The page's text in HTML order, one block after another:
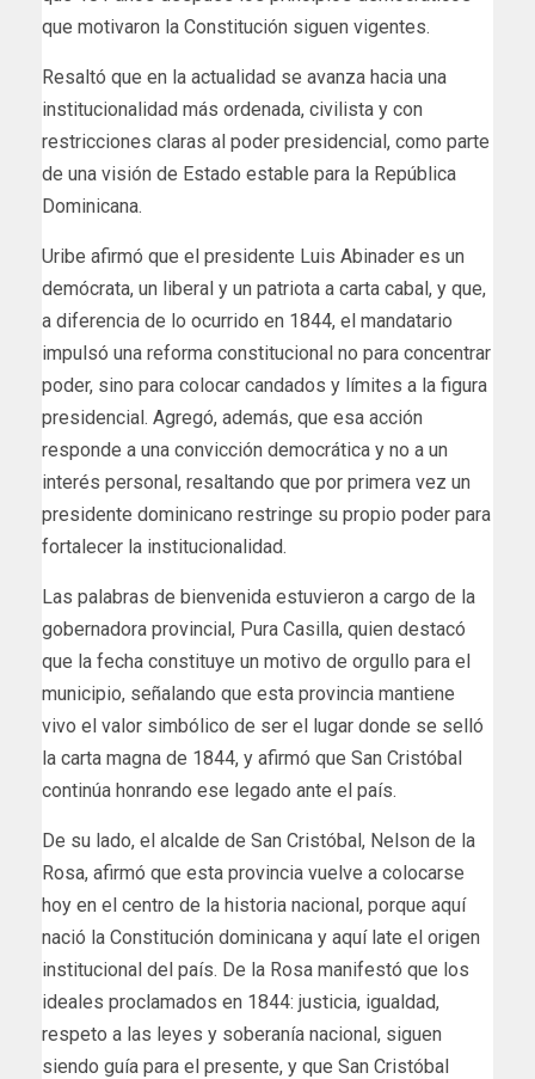
que motivaron la Constitución siguen vigentes.
Resaltó que en la actualidad se avanza hacia una
institucionalidad más ordenada, civilista y con
restricciones claras al poder presidencial, como parte
de una visión de Estado estable para la República
Dominicana.
Uribe afirmó que el presidente Luis Abinader es un
demócrata, un liberal y un patriota a carta cabal, y que,
a diferencia de lo ocurrido en 1844, el mandatario
impulsó una reforma constitucional no para concentrar
poder, sino para colocar candados y límites a la figura
presidencial. Agregó, además, que esa acción
responde a una convicción democrática y no a un
interés personal, resaltando que por primera vez un
presidente dominicano restringe su propio poder para
fortalecer la institucionalidad.
Las palabras de bienvenida estuvieron a cargo de la
gobernadora provincial, Pura Casilla, quien destacó
que la fecha constituye un motivo de orgullo para el
municipio, señalando que esta provincia mantiene
vivo el valor simbólico de ser el lugar donde se selló
la carta magna de 1844, y afirmó que San Cristóbal
continúa honrando ese legado ante el país.
De su lado, el alcalde de San Cristóbal, Nelson de la
Rosa, afirmó que esta provincia vuelve a colocarse
hoy en el centro de la historia nacional, porque aquí
nació la Constitución dominicana y aquí late el origen
institucional del país. De la Rosa manifestó que los
ideales proclamados en 1844: justicia, igualdad,
respeto a las leyes y soberanía nacional, siguen
siendo guía para el presente, y que San Cristóbal